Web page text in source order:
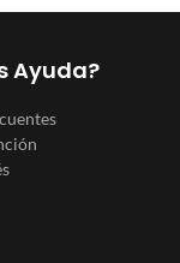
Ayuda?